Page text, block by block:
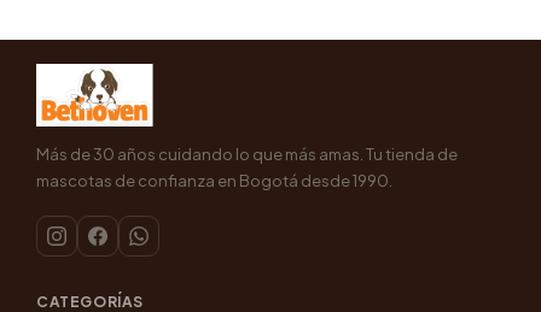
Más de 30 años cuidando lo que más amas. Tu tienda de
mascotas de confianza en Bogotá desde 1990.
CATEGORÍAS